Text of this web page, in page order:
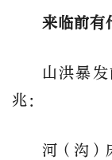
来临前有
山洪暴
兆：
河（沟）